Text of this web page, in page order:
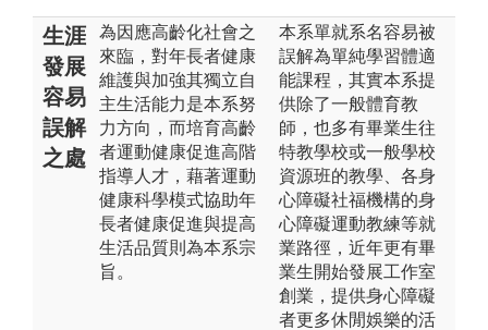
生涯
發展
容易
誤解
之處
為因應高齡化社會之
來臨，對年長者健康
維護與加強其獨立自
主生活能力是本系努
力方向，而培育高齡
者運動健康促進高階
指導人才，藉著運動
健康科學模式協助年
長者健康促進與提高
生活品質則為本系宗
旨。
本系單就系名容易被
誤解為單純學習體適
能課程，其實本系提
供除了一般體育教
師，也多有畢業生往
特教學校或一般學校
資源班的教學、各身
心障礙社福機構的身
心障礙運動教練等就
業路徑，近年更有畢
業生開始發展工作室
創業，提供身心障礙
者更多休閒娛樂的活